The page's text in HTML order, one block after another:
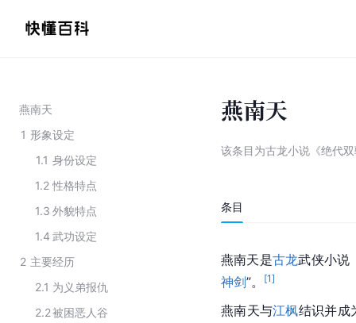
燕南天
1 形象设定
1.1 身份设定
1.2 性格特点
1.3 外貌特点
1.4 武功设定
2 主要经历
2.1 为义弟报仇
2.2被困恶人谷
燕南天
该条目为古龙小说《绝代
条目
燕南天是古龙武侠小说
神剑”。 [1]
燕南天与江枫结识并成